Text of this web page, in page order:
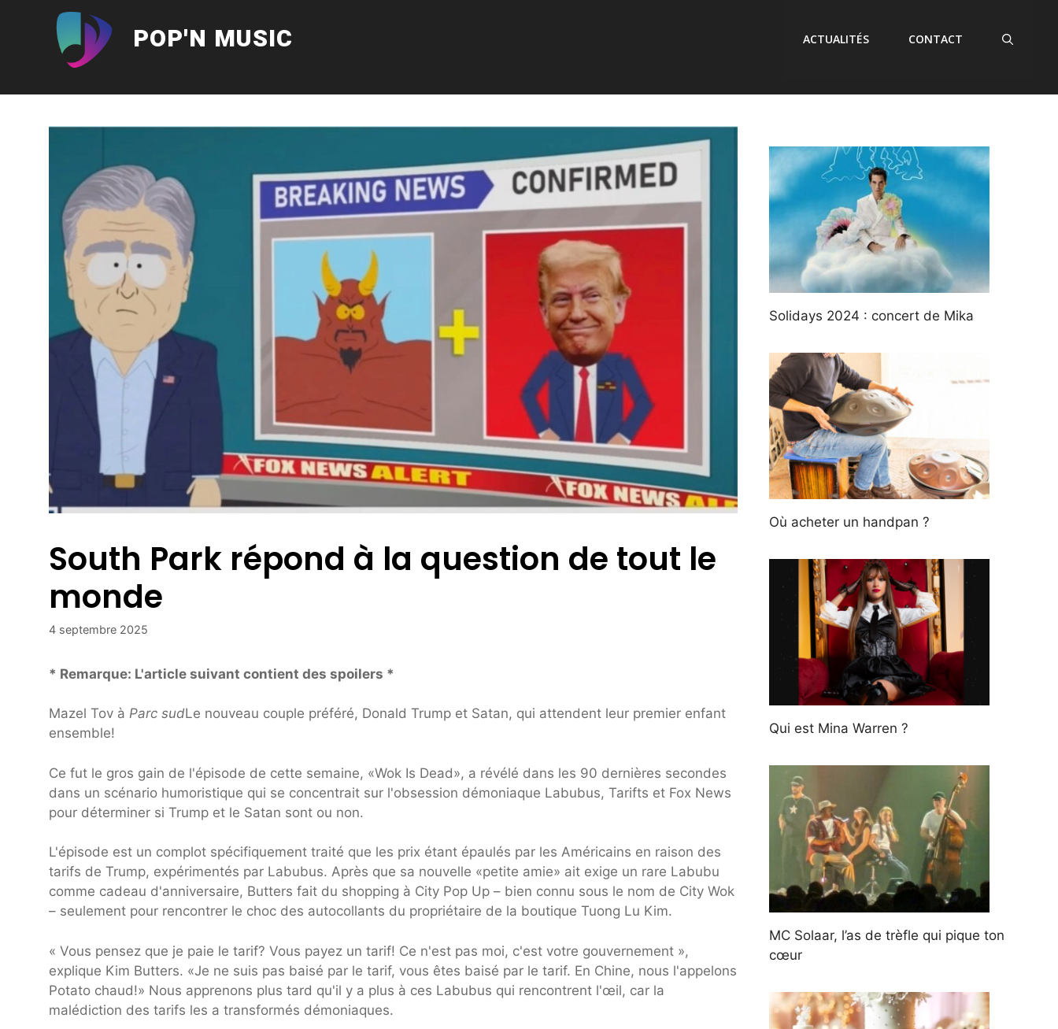
POP'N MUSIC ACTUALITÉS CONTACT
South Park répond à la question de tout le
monde
4 septembre 2025
* Remarque: L'article suivant contient des spoilers *
Mazel Tov à Parc sudLe nouveau couple préféré, Donald Trump et Satan, qui attendent leur premier enfant
ensemble!
Ce fut le gros gain de l'épisode de cette semaine, «Wok Is Dead», a révélé dans les 90 dernières secondes
dans un scénario humoristique qui se concentrait sur l'obsession démoniaque Labubus, Tarifts et Fox News
pour déterminer si Trump et le Satan sont ou non.
L'épisode est un complot spécifiquement traité que les prix étant épaulés par les Américains en raison des
tarifs de Trump, expérimentés par Labubus. Après que sa nouvelle «petite amie» ait exige un rare Labubu
comme cadeau d'anniversaire, Butters fait du shopping à City Pop Up – bien connu sous le nom de City Wok
– seulement pour rencontrer le choc des autocollants du propriétaire de la boutique Tuong Lu Kim.
« Vous pensez que je paie le tarif? Vous payez un tarif! Ce n'est pas moi, c'est votre gouvernement »,
explique Kim Butters. «Je ne suis pas baisé par le tarif, vous êtes baisé par le tarif. En Chine, nous l'appelons
Potato chaud!» Nous apprenons plus tard qu'il y a plus à ces Labubus qui rencontrent l'œil, car la
malédiction des tarifs les a transformés démoniaques.
Solidays 2024 : concert de Mika
Où acheter un handpan ?
Qui est Mina Warren ?
MC Solaar, l’as de trèfle qui pique ton
cœur